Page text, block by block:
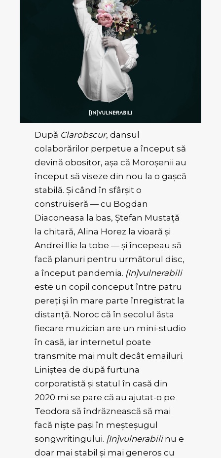
După Clarobscur, dansul
colaborărilor perpetue a început să
devină obositor, așa că Moroșenii au
început să viseze din nou la o gașcă
stabilă. Și când în sfârșit o
construiseră — cu Bogdan
Diaconeasa la bas, Ștefan Mustață
la chitară, Alina Horez la vioară și
Andrei Ilie la tobe — și începeau să
facă planuri pentru următorul disc,
a început pandemia. [In]vulnerabili
este un copil conceput între patru
pereți și în mare parte înregistrat la
distanță. Noroc că în secolul ăsta
fiecare muzician are un mini-studio
în casă, iar internetul poate
transmite mai mult decât emailuri.
Liniștea de după furtuna
corporatistă și statul în casă din
2020 mi se pare că au ajutat-o pe
Teodora să îndrăznească să mai
facă niște pași în meșteșugul
songwritingului. [In]vulnerabili nu e
doar mai stabil și mai generos cu